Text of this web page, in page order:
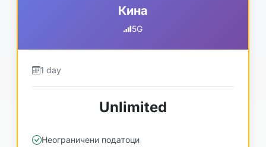
Кина
5G
1 day
Unlimited
Неограничени податоци